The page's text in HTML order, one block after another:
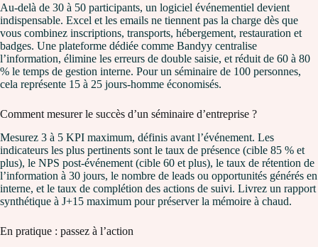
Au-delà de 30 à 50 participants, un logiciel événementiel devient
indispensable. Excel et les emails ne tiennent pas la charge dès que
vous combinez inscriptions, transports, hébergement, restauration et
badges. Une plateforme dédiée comme Bandyy centralise
l’information, élimine les erreurs de double saisie, et réduit de 60 à 80
% le temps de gestion interne. Pour un séminaire de 100 personnes,
cela représente 15 à 25 jours-homme économisés.
Comment mesurer le succès d’un séminaire d’entreprise ?
Mesurez 3 à 5 KPI maximum, définis avant l’événement. Les
indicateurs les plus pertinents sont le taux de présence (cible 85 % et
plus), le NPS post-événement (cible 60 et plus), le taux de rétention de
l’information à 30 jours, le nombre de leads ou opportunités générés en
interne, et le taux de complétion des actions de suivi. Livrez un rapport
synthétique à J+15 maximum pour préserver la mémoire à chaud.
En pratique : passez à l’action